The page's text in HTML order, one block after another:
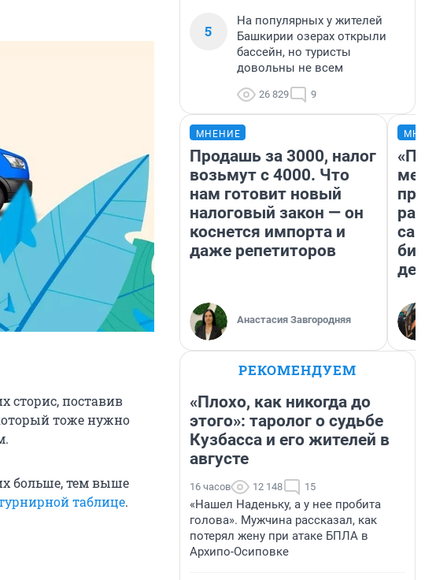
сторис, поставив
тоже нужно
больше, тем выше
таблице.
5
На популярных у жителей
Башкирии озерах открыли
бассейн, но туристы
довольны не всем
26 829 9
МНЕНИЕ
Продашь за 3000, налог
возьмут с 4000. Что
нам готовит новый
налоговый закон — он
коснется импорта и
даже репетиторов
Анастасия Завгородняя
РЕКОМЕНДУЕМ
«Плохо, как никогда до
этого»: таролог о судьбе
Кузбасса и его жителей в
августе
16 часов 12 148 15
«Нашел Наденьку, а у нее пробита
голова». Мужчина рассказал, как
потерял жену при атаке БПЛА в
Архипо-Осиповке